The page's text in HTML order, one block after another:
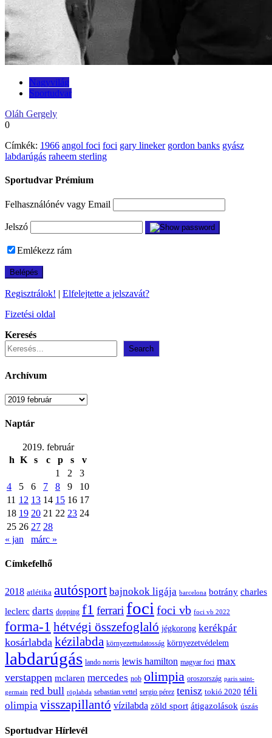
Nagyvilág
Sportudvar
Oláh Gergely
0
Címkék: 1966 angol foci foci gary lineker gordon banks gyász
labdarúgás raheem sterling
Sportudvar Prémium
Felhasználónév vagy Email
Jelszó
Emlékezz rám
Regisztrálok! | Elfelejtette a jelszavát?
Fizetési oldal
Keresés
Search
Archívum
Archívum
Naptár
2019. február
h K s c p s
v
1
2
3
4
5 6 7 8 9
10
11 12 13 14 15 16 17
18 19 20 21 22 23 24
25 26 27 28
« jan
márc »
Címkefelhő
2018 atlétika autósport bajnokok ligája barcelona botrány charles
leclerc darts dopping f1 ferrari foci foci vb foci vb 2022
forma-1 hétvégi összefoglaló jégkorong kerékpár
kosárlabda kézilabda környezettudatosság környezetvédelem
labdarúgás lando norris lewis hamilton magyar foci max
verstappen mclaren mercedes nob olimpia oroszország paris saint-
germain red bull röplabda sebastian vettel sergio pérez tenisz tokió 2020 téli
olimpia visszapillantó vízilabda zöld sport átigazolások úszás
Sportudvar Hírlevél